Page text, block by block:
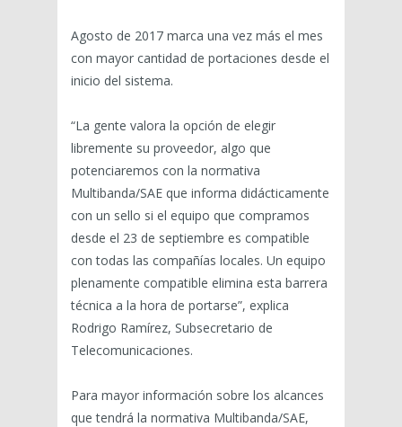
Agosto de 2017 marca una vez más el mes
con mayor cantidad de portaciones desde el
inicio del sistema.
“La gente valora la opción de elegir
libremente su proveedor, algo que
potenciaremos con la normativa
Multibanda/SAE que informa didácticamente
con un sello si el equipo que compramos
desde el 23 de septiembre es compatible
con todas las compañías locales. Un equipo
plenamente compatible elimina esta barrera
técnica a la hora de portarse”, explica
Rodrigo Ramírez, Subsecretario de
Telecomunicaciones.
Para mayor información sobre los alcances
que tendrá la normativa Multibanda/SAE,